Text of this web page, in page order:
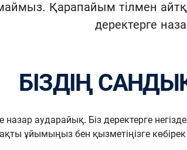
Қарапайым тілмен
деректерге
БІЗДІҢ
аударайық. Біз деректерге
ұйымыңыз бен қызметіңізге көбірек